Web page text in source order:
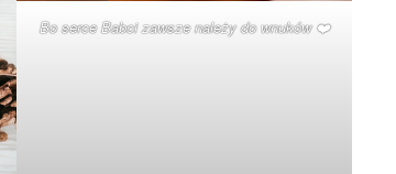
Bo serce Babci zawsze należy do wnuków ❤️